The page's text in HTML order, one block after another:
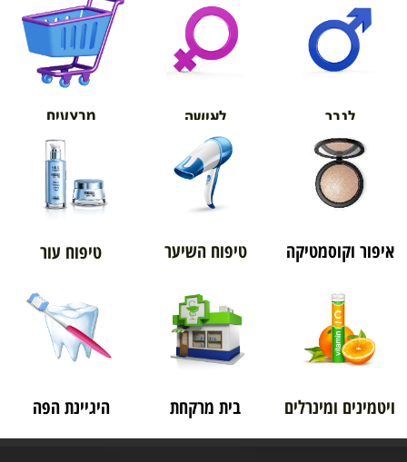
אורטופדיה
לגבר לאישה מבצעים
איפור וקוסמטיקה טיפוח השיער טיפוח עור
ויטמינים ומינרלים בית מרקחת היגיינת הפה